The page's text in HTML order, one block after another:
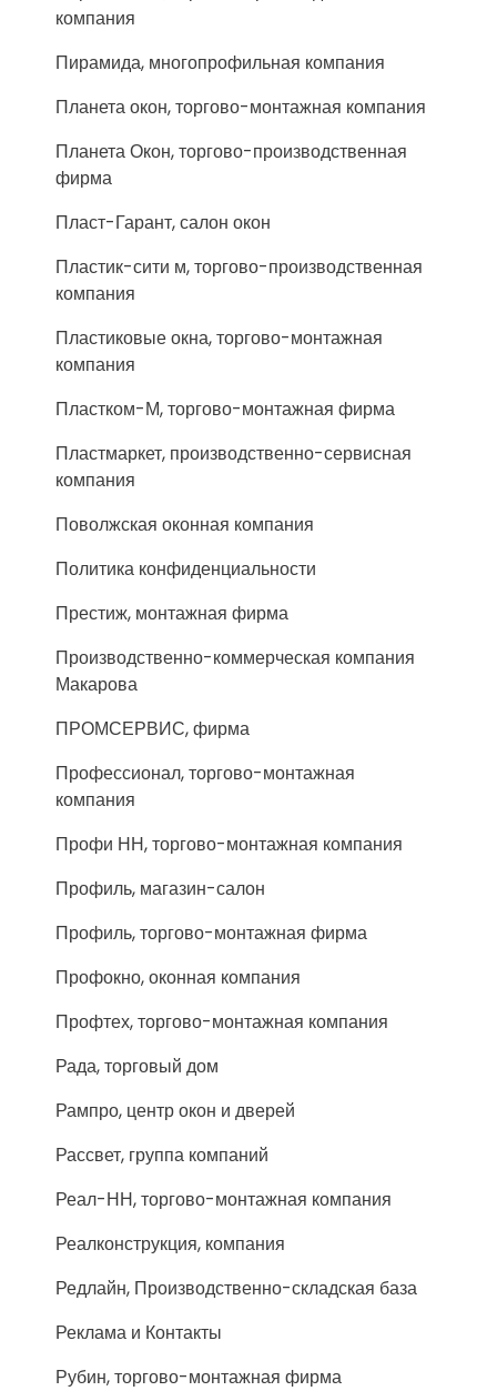
компания
Пирамида, многопрофильная компания
Планета окон, торгово-монтажная компания
Планета Окон, торгово-производственная
фирма
Пласт-Гарант, салон окон
Пластик-сити м, торгово-производственная
компания
Пластиковые окна, торгово-монтажная
компания
Пластком-М, торгово-монтажная фирма
Пластмаркет, производственно-сервисная
компания
Поволжская оконная компания
Политика конфиденциальности
Престиж, монтажная фирма
Производственно-коммерческая компания
Макарова
ПРОМСЕРВИС, фирма
Профессионал, торгово-монтажная
компания
Профи НН, торгово-монтажная компания
Профиль, магазин-салон
Профиль, торгово-монтажная фирма
Профокно, оконная компания
Профтех, торгово-монтажная компания
Рада, торговый дом
Рампро, центр окон и дверей
Рассвет, группа компаний
Реал-НН, торгово-монтажная компания
Реалконструкция, компания
Редлайн, Производственно-складская база
Реклама и Контакты
Рубин, торгово-монтажная фирма